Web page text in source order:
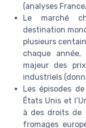
(analyses
Le marché
destination
plusieurs
chaque
majeur des
industriels
Les épisodes
États Unis et
à des droits de
fromages